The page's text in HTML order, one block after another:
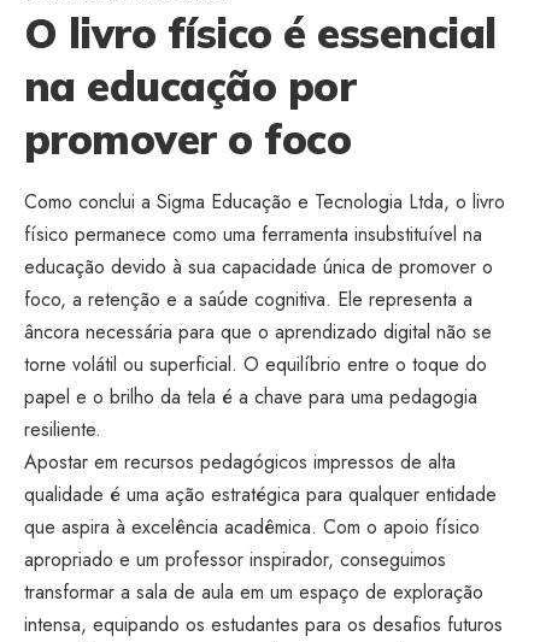
O livro físico é essencial
na educação por
promover o foco
Como conclui a Sigma Educação e Tecnologia Ltda, o livro
físico permanece como uma ferramenta insubstituível na
educação devido à sua capacidade única de promover o
foco, a retenção e a saúde cognitiva. Ele representa a
âncora necessária para que o aprendizado digital não se
torne volátil ou superficial. O equilíbrio entre o toque do
papel e o brilho da tela é a chave para uma pedagogia
resiliente.
Apostar em recursos pedagógicos impressos de alta
qualidade é uma ação estratégica para qualquer entidade
que aspira à excelência acadêmica. Com o apoio físico
apropriado e um professor inspirador, conseguimos
transformar a sala de aula em um espaço de exploração
intensa, equipando os estudantes para os desafios futuros